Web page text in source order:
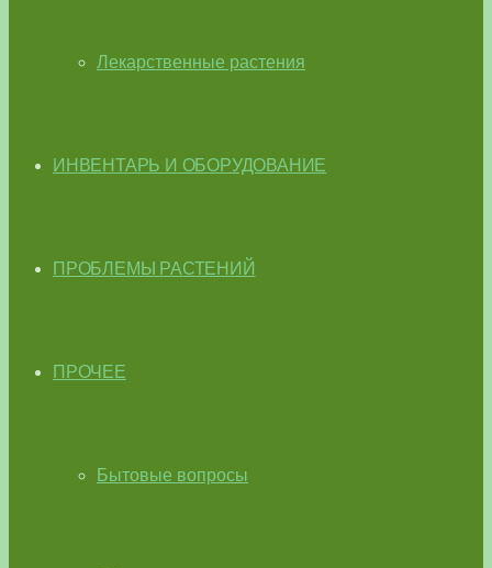
Лекарственные растения
ИНВЕНТАРЬ И ОБОРУДОВАНИЕ
ПРОБЛЕМЫ РАСТЕНИЙ
ПРОЧЕЕ
Бытовые вопросы